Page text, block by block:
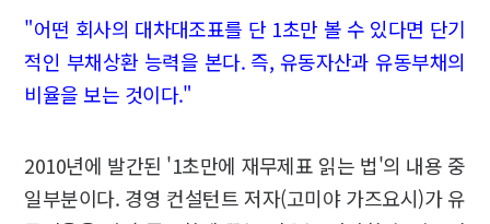
"어떤 회사의 대차대조표를 단 1초만 볼 수 있다면 단기
적인 부채상환 능력을 본다. 즉, 유동자산과 유동부채의
비율을 보는 것이다."
2010년에 발간된 '1초만에 재무제표 읽는 법'의 내용 중
일부분이다. 경영 컨설턴트 저자(고미야 가즈요시)가 유